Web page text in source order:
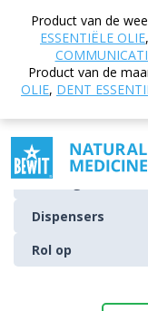
Product van de
ESSENTIËLE OLIE,
Product van de
OLIE, DENT
E-shop
accessoires
Pipetten en
Sproeiers
Sluitingen
Dispensers
Rol op